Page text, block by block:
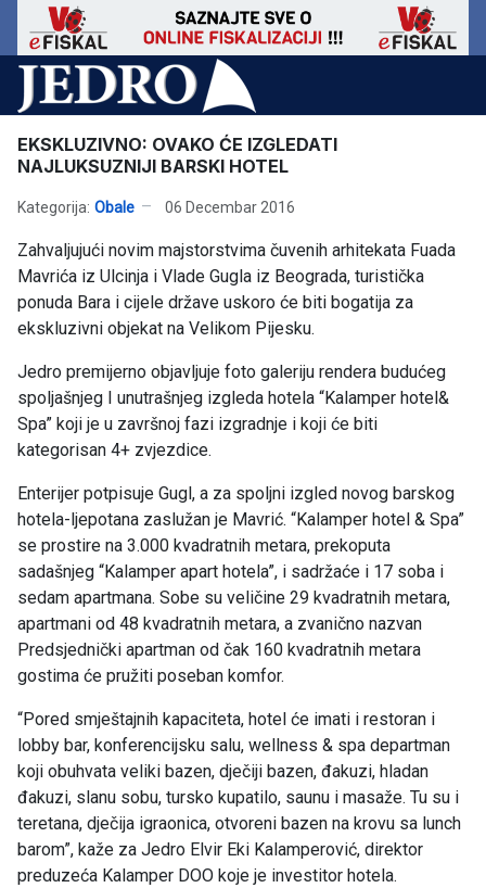
EKSKLUZIVNO: OVAKO ĆE IZGLEDATI
NAJLUKSUZNIJI BARSKI HOTEL
Kategorija: Obale 06 Decembar 2016
Zahvaljujući novim majstorstvima čuvenih arhitekata Fuada
Mavrića iz Ulcinja i Vlade Gugla iz Beograda, turistička
ponuda Bara i cijele države uskoro će biti bogatija za
ekskluzivni objekat na Velikom Pijesku.
Jedro premijerno objavljuje foto galeriju rendera budućeg
spoljašnjeg I unutrašnjeg izgleda hotela “Kalamper hotel&
Spa” koji je u završnoj fazi izgradnje i koji će biti
kategorisan 4+ zvjezdice.
Enterijer potpisuje Gugl, a za spoljni izgled novog barskog
hotela-ljepotana zaslužan je Mavrić. “Kalamper hotel & Spa”
se prostire na 3.000 kvadratnih metara, prekoputa
sadašnjeg “Kalamper apart hotela”, i sadržaće i 17 soba i
sedam apartmana. Sobe su veličine 29 kvadratnih metara,
apartmani od 48 kvadratnih metara, a zvanično nazvan
Predsjednički apartman od čak 160 kvadratnih metara
gostima će pružiti poseban komfor.
“Pored smještajnih kapaciteta, hotel će imati i restoran i
lobby bar, konferencijsku salu, wellness & spa departman
koji obuhvata veliki bazen, dječiji bazen, đakuzi, hladan
đakuzi, slanu sobu, tursko kupatilo, saunu i masaže. Tu su i
teretana, dječija igraonica, otvoreni bazen na krovu sa lunch
barom”, kaže za Jedro Elvir Eki Kalamperović, direktor
preduzeća Kalamper DOO koje je investitor hotela.